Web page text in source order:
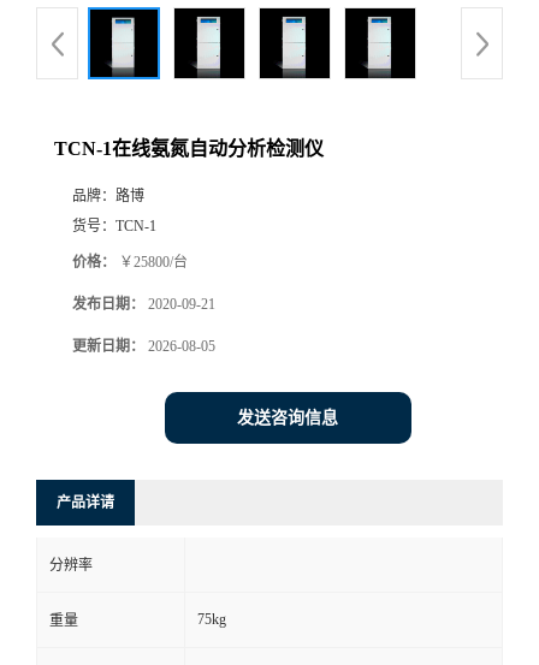
品
厅
系
TCN-1在线氨氮自动分析检测仪
品牌： 路博
货号： TCN-1
价格： ￥25800/台
发布日期： 2020-09-21
更新日期： 2026-08-05
发送咨询信息
产品详请
分辨率
重量 75kg